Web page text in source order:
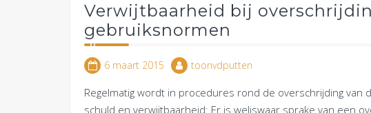
Verwijtbaarheid bij
gebruiksnormen
6 maart 2015 toonvdputten
Regelmatig wordt in procedures rond de overschrijding
schuld en verwijtbaarheid: Er is weliswaar sprake van een